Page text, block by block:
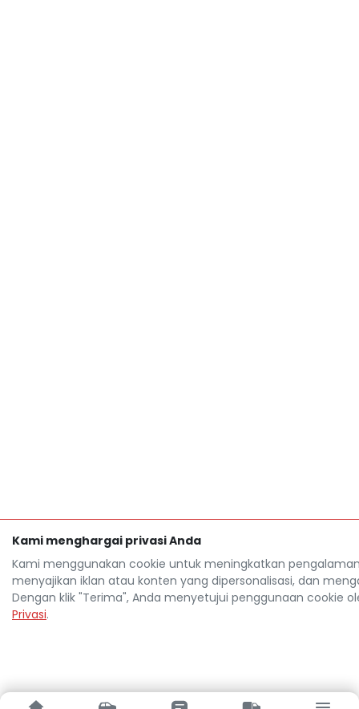
Kami menghargai privasi Anda
Kami menggunakan cookie untuk meningkatkan
menyajikan iklan atau konten yang dipersonalisasi, dan
Dengan klik "Terima", Anda menyetujui penggunaan cookie
Privasi.